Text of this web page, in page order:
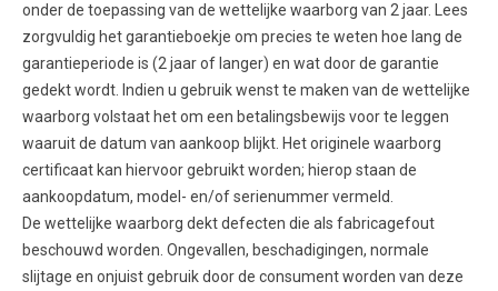
onder de toepassing van de wettelijke waarborg van 2 jaar. Lees
zorgvuldig het garantieboekje om precies te weten hoe lang de
garantieperiode is (2 jaar of langer) en wat door de garantie
gedekt wordt. Indien u gebruik wenst te maken van de wettelijke
waarborg volstaat het om een betalingsbewijs voor te leggen
waaruit de datum van aankoop blijkt. Het originele waarborg
certificaat kan hiervoor gebruikt worden; hierop staan de
aankoopdatum, model- en/of serienummer vermeld.
De wettelijke waarborg dekt defecten die als fabricagefout
beschouwd worden. Ongevallen, beschadigingen, normale
slijtage en onjuist gebruik door de consument worden van deze